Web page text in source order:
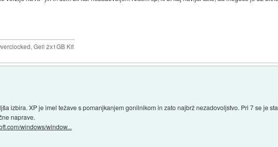
Geil 2x1GB Kit
izbira. XP je imel težave s pomanjkanjem gonilnikom in zato najbrž nezadovoljstvo. Pri 7 se je
naprave.
windows/window...